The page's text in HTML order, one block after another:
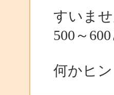
すいま
500～
何かヒ